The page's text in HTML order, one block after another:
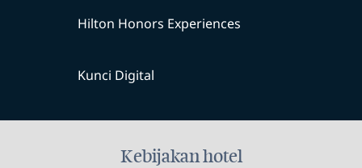
Hilton Honors Experiences
Kunci Digital
Kebijakan hotel